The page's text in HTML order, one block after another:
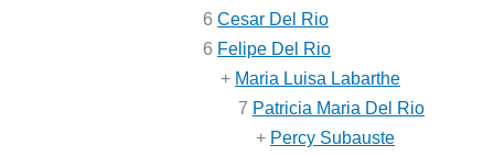
6 Cesar Del Rio
6 Felipe Del Rio
+ Maria Luisa Labarthe
7 Patricia Maria Del Rio
+ Percy Subauste